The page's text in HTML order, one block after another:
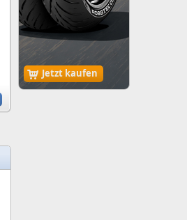
Jetzt kaufen